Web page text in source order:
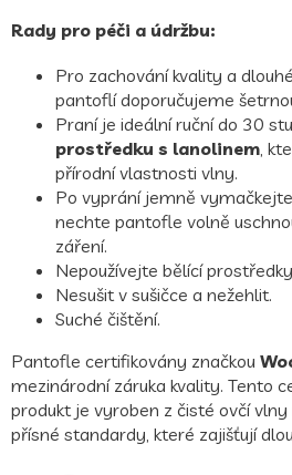
Rady pro péči a údržbu:
Pro zachování kvality a
pantoflí doporučujeme
Praní je ideální ruční do 30
prostředku s lanolinem ,
přírodní vlastnosti vlny.
Po vyprání jemně
nechte pantofle volně
záření.
Nepoužívejte bělící
Nesušit v sušičce a nežehlit.
Suché čištění.
Pantofle certifikovány značkou
mezinárodní záruka kvality. Tento
produkt je vyroben z čisté ovčí
přísné standardy, které zajišťují